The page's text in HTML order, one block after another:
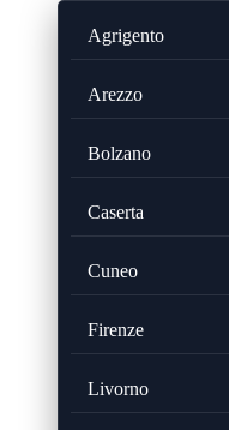
Agrigento
Arezzo
Bolzano
Caserta
Cuneo
Firenze
Livorno